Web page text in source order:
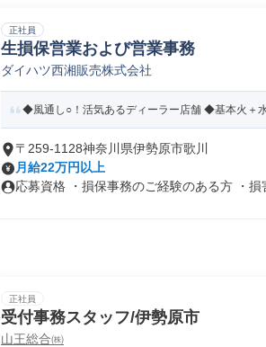
正社員
生損保営業および営業事務
ダイハツ西湘販売株式会社
◆風通し○！活気あるディーラー店舗 ◆基本火＋
〒259-1128神奈川県伊勢原市歌川
月給22万円以上
応募資格 ・損保事務のご経験のある方 ・損
正社員
受付事務スタッフ/伊勢原市
山王総合㈱